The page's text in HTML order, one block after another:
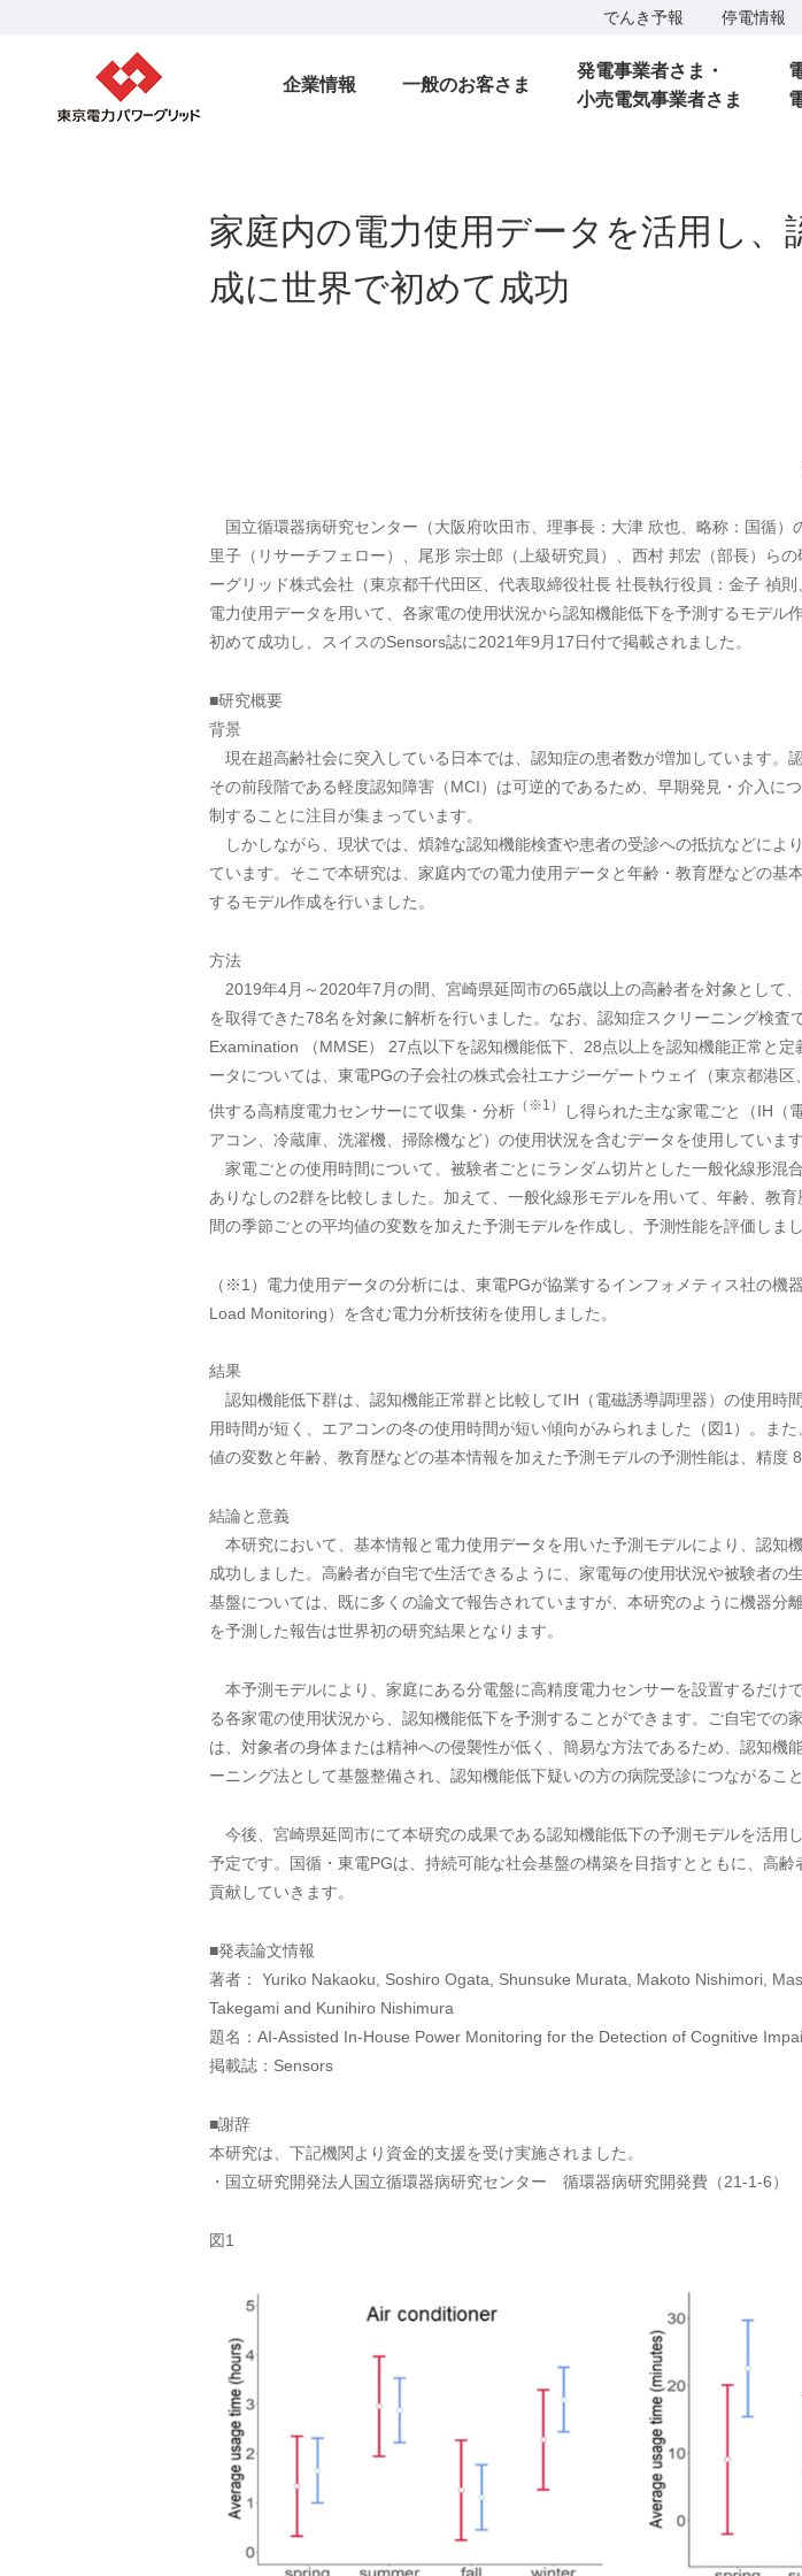
でんき予報 停電情報
企業情報 一般のお客さま
発電事業者さま・
小売電気事業者さま
家庭内の電力使用データを活用し
成に世界で初めて成功
国立循環器病研究センター（大阪府吹田市、理事長：大津 欣也、略称：国循）
里子（リサーチフェロー）、尾形 宗士郎（上級研究員）、西村 邦宏（部長）ら
ーグリッド株式会社（東京都千代田区、代表取締役社長 社長執行役員：金子 禎
電力使用データを用いて、各家電の使用状況から認知機能低下を予測するモデル
初めて成功し、スイスのSensors誌に2021年9月17日付で掲載されました。
■研究概要
背景
現在超高齢社会に突入している日本では、認知症の患者数が増加しています。
その前段階である軽度認知障害（MCI）は可逆的であるため、早期発見・介入に
制することに注目が集まっています。
しかしながら、現状では、煩雑な認知機能検査や患者の受診への抵抗などによ
ています。そこで本研究は、家庭内での電力使用データと年齢・教育歴などの基
するモデル作成を行いました。
方法
2019年4月～2020年7月の間、宮崎県延岡市の65歳以上の高齢者を対象として
を取得できた78名を対象に解析を行いました。なお、認知症スクリーニング検査
Examination （MMSE） 27点以下を認知機能低下、28点以上を認知機能正常と
ータについては、東電PGの子会社の株式会社エナジーゲートウェイ（東京都港
供する高精度電力センサーにて収集・分析 （※1）
し得られた主な家電ごと（IH（
アコン、冷蔵庫、洗濯機、掃除機など）の使用状況を含むデータを使用しています
家電ごとの使用時間について、被験者ごとにランダム切片とした一般化線形混
ありなしの2群を比較しました。加えて、一般化線形モデルを用いて、年齢、教
間の季節ごとの平均値の変数を加えた予測モデルを作成し、予測性能を評価しまし
（※1）電力使用データの分析には、東電PGが協業するインフォメティス社の機
Load Monitoring）を含む電力分析技術を使用しました。
結果
認知機能低下群は、認知機能正常群と比較してIH（電磁誘導調理器）の使用時
用時間が短く、エアコンの冬の使用時間が短い傾向がみられました（図1）。ま
値の変数と年齢、教育歴などの基本情報を加えた予測モデルの予測性能は、精度
結論と意義
本研究において、基本情報と電力使用データを用いた予測モデルにより、認知
成功しました。高齢者が自宅で生活できるように、家電毎の使用状況や被験者の
基盤については、既に多くの論文で報告されていますが、本研究のように機器分
を予測した報告は世界初の研究結果となります。
本予測モデルにより、家庭にある分電盤に高精度電力センサーを設置するだけ
る各家電の使用状況から、認知機能低下を予測することができます。ご自宅での
は、対象者の身体または精神への侵襲性が低く、簡易な方法であるため、認知機
ーニング法として基盤整備され、認知機能低下疑いの方の病院受診につながるこ
今後、宮崎県延岡市にて本研究の成果である認知機能低下の予測モデルを活用
予定です。国循・東電PGは、持続可能な社会基盤の構築を目指すとともに、高
貢献していきます。
■発表論文情報
著者： Yuriko Nakaoku, Soshiro Ogata, Shunsuke Murata, Makoto Nishimori,
Takegami and Kunihiro Nishimura
題名：AI-Assisted In-House Power Monitoring for the Detection of Cognitive
掲載誌：Sensors
■謝辞
本研究は、下記機関より資金的支援を受け実施されました。
・国立研究開発法人国立循環器病研究センター 循環器病研究開発費（21-1-6）
図1